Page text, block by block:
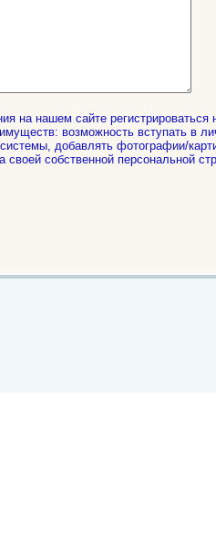
на нашем сайте регистрироваться
возможность вступать в
добавлять фотографии/
своей собственной персональной